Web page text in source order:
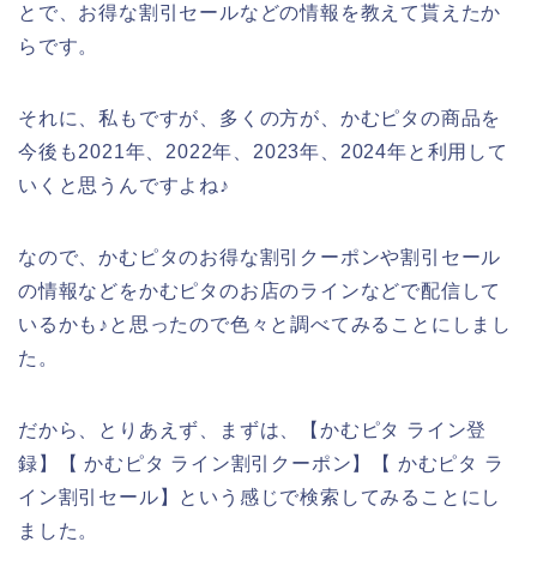
とで、お得な割引セールなどの情報を教えて貰えたか
らです。
それに、私もですが、多くの方が、かむピタの商品を
今後も2021年、2022年、2023年、2024年と利用して
いくと思うんですよね♪
なので、かむピタのお得な割引クーポンや割引セール
の情報などをかむピタのお店のラインなどで配信して
いるかも♪と思ったので色々と調べてみることにしまし
た。
だから、とりあえず、まずは、【かむピタ ライン登
録】【 かむピタ ライン割引クーポン】【 かむピタ ラ
イン割引セール】という感じで検索してみることにし
ました。